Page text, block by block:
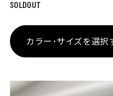
SOLDOUT
カラー･サイズを選択